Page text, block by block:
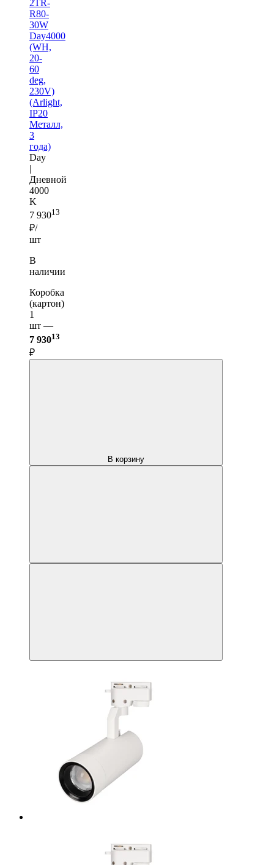
2TR-
R80-
30W
Day4000
(WH,
20-
60
deg,
230V)
(Arlight,
IP20
Металл,
3
года)
Day
|
Дневной
4000
K
7 93013
₽/
шт
В
наличии
Коробка
(картон)
1
шт —
7 93013
₽
В корзину